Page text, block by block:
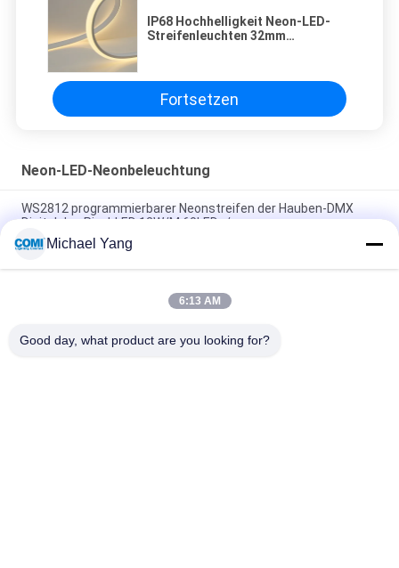
IP68 Hochhelligkeit Neon-LED-
Streifenleuchten 32mm
Fortsetzen
Neon-LED-Neonbeleuchtung
WS2812 programmierbarer Neonstreifen der Hauben-DMX
Digital des Pixel-LED 12W/M 60LEDs/m
IP68 für Entwurfs-Dekoration im Freien
zugängliche DMX Neon-LED Neonbeleuchtung 24V 5050 RGB 8
Michael Yang
6:13 AM
Good day, what product are you looking for?